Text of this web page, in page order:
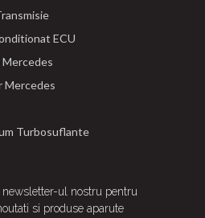
ECU
Mercedes
Turbosuflante
newsletter-ul nostru pentru
si produse aparute